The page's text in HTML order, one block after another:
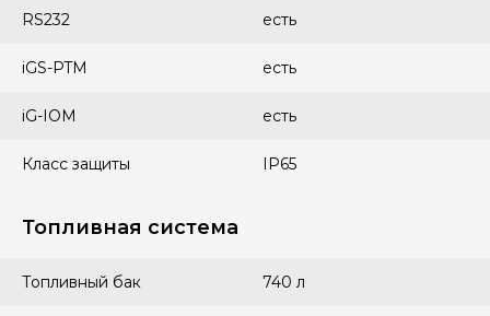
RS232 есть
iGS-PTM есть
iG-IOM есть
Класс защиты IP65
Топливная система
Топливный бак 740 л